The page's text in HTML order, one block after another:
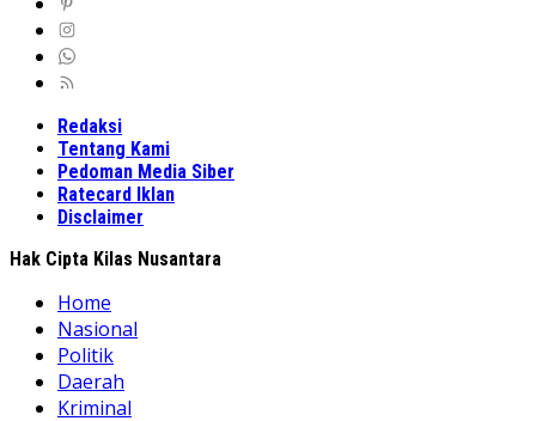
Redaksi
Tentang Kami
Pedoman Media Siber
Ratecard Iklan
Disclaimer
Hak Cipta Kilas Nusantara
Home
Nasional
Politik
Daerah
Kriminal